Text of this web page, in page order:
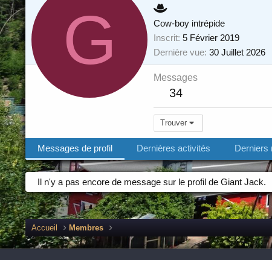
G
Cow-boy intrépide
Inscrit 5 Février 2019
Dernière vue 30 Juillet 2026
Messages
34
Trouver
Messages de profil Dernières activités Derniers
Il n'y a pas encore de message sur le profil de Giant Jack.
Accueil Membres